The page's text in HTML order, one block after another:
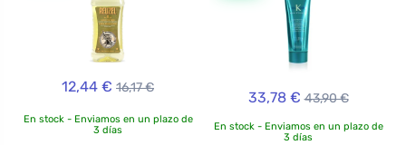
12,44 € 16,17 €
En stock - Enviamos en un plazo de
3 días
33,78 € 43,90 €
En stock - Enviamos en un plazo de
3 días